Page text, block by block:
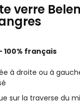
verre
100% français
à droite ou à
sur la traverse du